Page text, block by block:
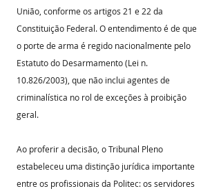
União, conforme os artigos 21 e 22 da
Constituição Federal. O entendimento é de que
o porte de arma é regido nacionalmente pelo
Estatuto do Desarmamento (Lei n.
10.826/2003), que não inclui agentes de
criminalística no rol de exceções à proibição
geral.
Ao proferir a decisão, o Tribunal Pleno
estabeleceu uma distinção jurídica importante
entre os profissionais da Politec: os servidores